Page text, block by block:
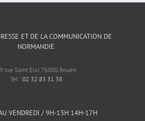
ET DE LA COMMUNICATION DE
NORMANDIE
rue Saint Eloi 76000 Rouen
Tel :02 32 83 31 38
VENDREDI / 9H-13H 14H-17H